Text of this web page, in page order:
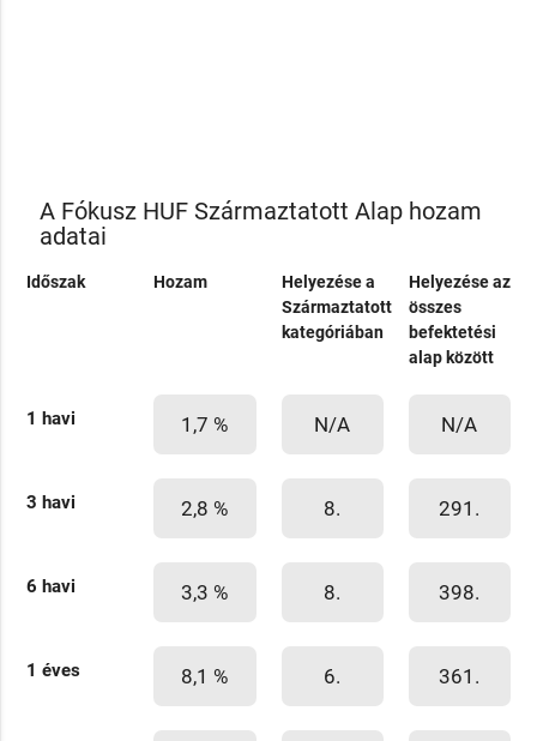
A Fókusz HUF Származtatott Alap hozam
adatai
Időszak Hozam
Helyezése a
Származtatott
kategóriában
Helyezése az
összes
befektetési
alap között
1 havi 1,7 % N/A N/A
3 havi 2,8 % 8. 291.
6 havi 3,3 % 8. 398.
1 éves 8,1 % 6. 361.